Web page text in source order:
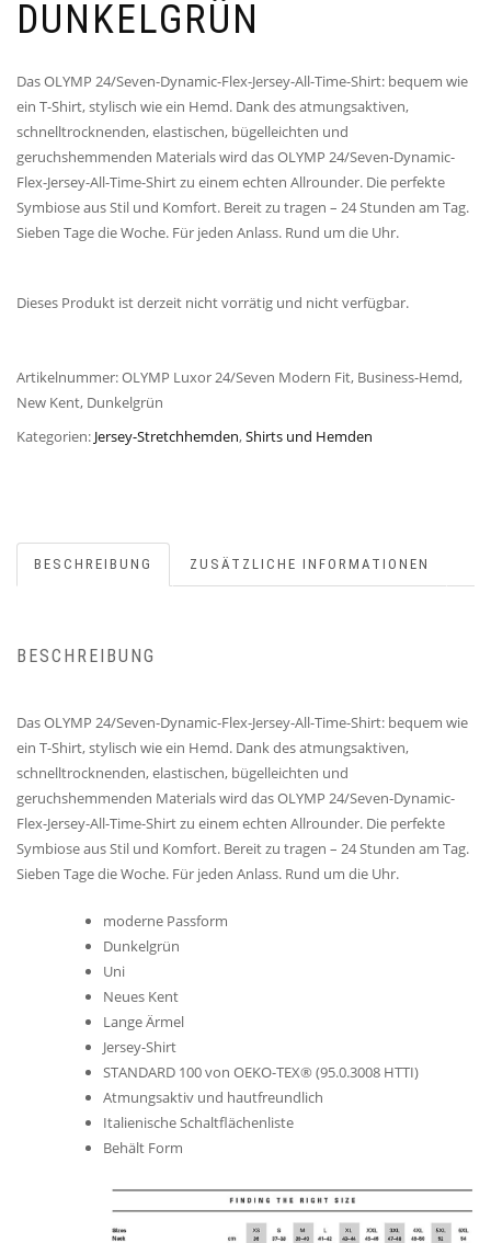
DUNKELGRÜN
Das OLYMP 24/Seven-Dynamic-Flex-Jersey-All-Time-Shirt: bequem wie
ein T-Shirt, stylisch wie ein Hemd. Dank des atmungsaktiven,
schnelltrocknenden, elastischen, bügelleichten und
geruchshemmenden Materials wird das OLYMP 24/Seven-Dynamic-
Flex-Jersey-All-Time-Shirt zu einem echten Allrounder. Die perfekte
Symbiose aus Stil und Komfort. Bereit zu tragen – 24 Stunden am Tag.
Sieben Tage die Woche. Für jeden Anlass. Rund um die Uhr.
Dieses Produkt ist derzeit nicht vorrätig und nicht verfügbar.
Artikelnummer:OLYMP Luxor 24/Seven Modern Fit, Business-Hemd,
New Kent, Dunkelgrün
Kategorien: Jersey-Stretchhemden,Shirts und Hemden
BESCHREIBUNG ZUSÄTZLICHE INFORMATIONEN
BESCHREIBUNG
Das OLYMP 24/Seven-Dynamic-Flex-Jersey-All-Time-Shirt: bequem wie
ein T-Shirt, stylisch wie ein Hemd. Dank des atmungsaktiven,
schnelltrocknenden, elastischen, bügelleichten und
geruchshemmenden Materials wird das OLYMP 24/Seven-Dynamic-
Flex-Jersey-All-Time-Shirt zu einem echten Allrounder. Die perfekte
Symbiose aus Stil und Komfort. Bereit zu tragen – 24 Stunden am Tag.
Sieben Tage die Woche. Für jeden Anlass. Rund um die Uhr.
moderne Passform
Dunkelgrün
Uni
Neues Kent
Lange Ärmel
Jersey-Shirt
STANDARD 100 von OEKO-TEX® (95.0.3008 HTTI)
Atmungsaktiv und hautfreundlich
Italienische Schaltflächenliste
Behält Form